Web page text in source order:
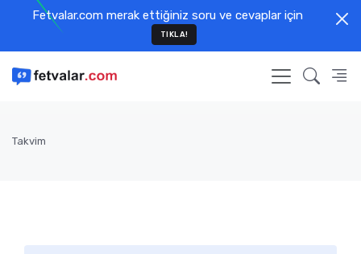
Fetvalar.com merak ettiğiniz soru ve cevaplar için
TIKLA!
Takvim